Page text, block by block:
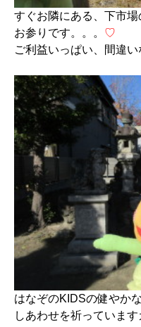
すぐお隣にある、下市場
お参りです。。。 ♡
ご利益いっぱい、間違
はなぞのKIDSの健やかな
しあわせを祈っています